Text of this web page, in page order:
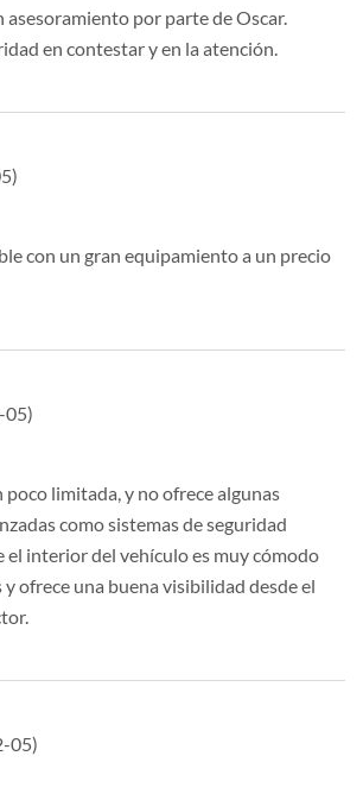
asesoramiento por parte de Oscar.
en contestar y en la atención.
con un gran equipamiento a un precio
05)
poco limitada, y no ofrece algunas
como sistemas de seguridad
el interior del vehículo es muy cómodo
ofrece una buena visibilidad desde el
05)